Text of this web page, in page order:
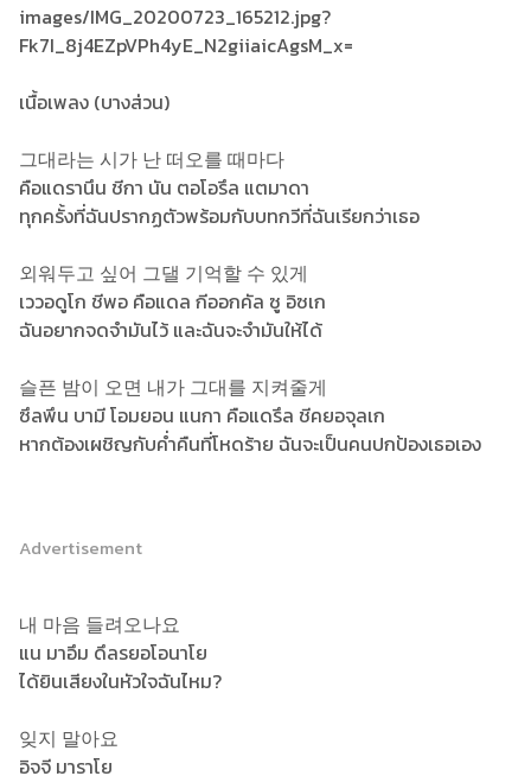
เนื้อเพลง (บางส่วน)
그대라는 시가 난 떠오를 때마다
คือแดรานึน ชีกา นัน ตอโอรึล แตมาดา
ทุกครั้งที่ฉันปรากฏตัวพร้อมกับบทกวีที่ฉันเรียกว่าเธอ
외워두고 싶어 그댈 기억할 수 있게
เววอดูโก ชีพอ คือแดล กีออกคัล ซู อิซเก
ฉันอยากจดจำมันไว้ และฉันจะจำมันให้ได้
슬픈 밤이 오면 내가 그대를 지켜줄게
ซึลพึน บามี โอมยอน แนกา คือแดรึล ชีคยอจุลเก
หากต้องเผชิญกับค่ำคืนที่โหดร้าย ฉันจะเป็นคนปกป้องเธอเอง
Advertisement
내 마음 들려오나요
แน มาอึม ดึลรยอโอนาโย
ได้ยินเสียงในหัวใจฉันไหม?
잊지 말아요
อิจจี มาราโย